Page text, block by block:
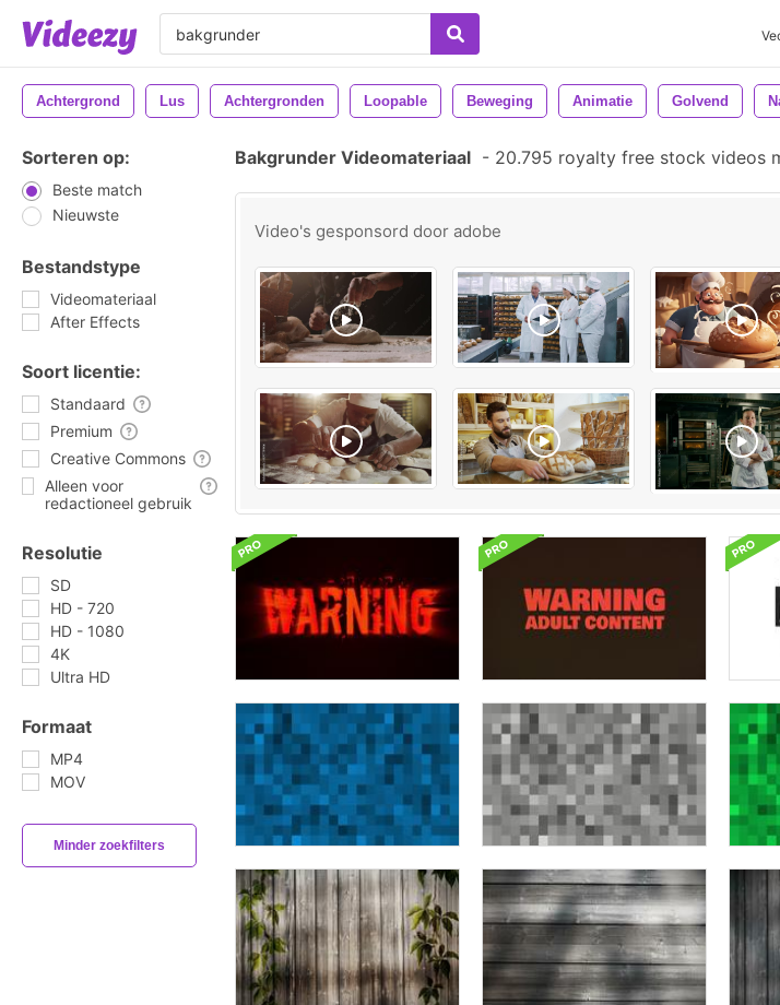
Achtergrond Lus Achtergronden Loopable Beweging Animatie Golvend
Sorteren op:
Beste match
Nieuwste
Bestandstype
Videomateriaal
After Effects
Soort licentie:
Standaard
Premium
Creative Commons
Alleen voor
redactioneel gebruik
Resolutie
SD
HD - 720
HD - 1080
4K
Ultra HD
Formaat
MP4
MOV
Minder zoekfilters
Bakgrunder Videomateriaal - 20.795 royalty free stock videos
Video's gesponsord door adobe